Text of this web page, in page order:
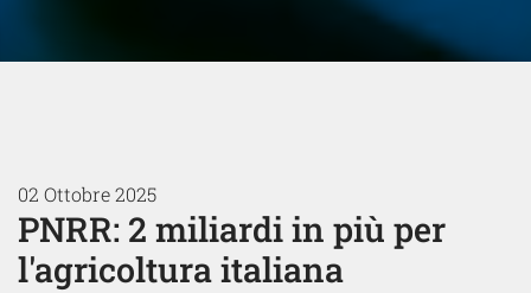
02 Ottobre 2025
PNRR: 2 miliardi in più per
l'agricoltura italiana